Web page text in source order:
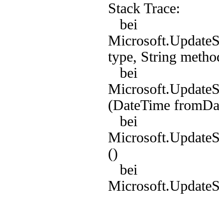
Stack Trace:
bei
type, String
bei
(DateTime
bei
()
bei